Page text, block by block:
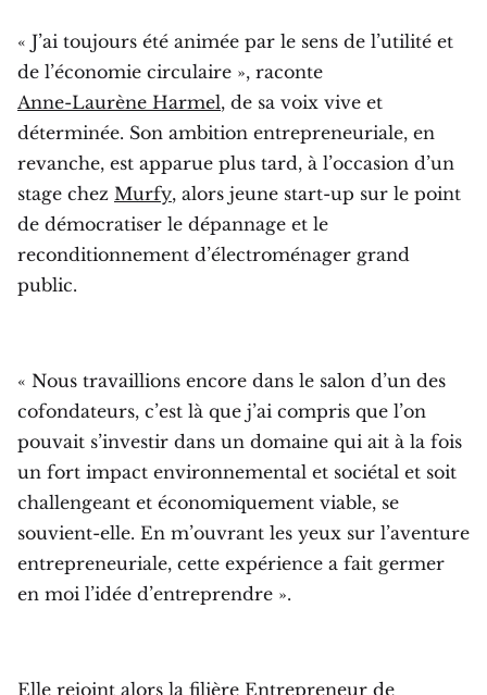
« J’ai toujours été animée par le sens de l’utilité et
de l’économie circulaire », raconte
Anne-Laurène Harmel, de sa voix vive et
déterminée. Son ambition entrepreneuriale, en
revanche, est apparue plus tard, à l’occasion d’un
stage chez Murfy, alors jeune start-up sur le point
de démocratiser le dépannage et le
reconditionnement d’électroménager grand
public.
« Nous travaillions encore dans le salon d’un des
cofondateurs, c’est là que j’ai compris que l’on
pouvait s’investir dans un domaine qui ait à la fois
un fort impact environnemental et sociétal et soit
challengeant et économiquement viable, se
souvient-elle. En m’ouvrant les yeux sur l’aventure
entrepreneuriale, cette expérience a fait germer
en moi l’idée d’entreprendre ».
Elle rejoint alors la filière Entrepreneur de